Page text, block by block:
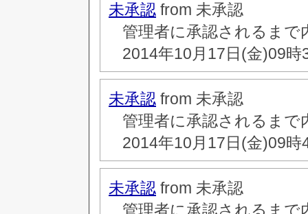
未承認 from 未承認
管理者に承認されるま
2014年10月17日(金)09時
未承認 from 未承認
管理者に承認されるま
2014年10月17日(金)09時
未承認 from 未承認
管理者に承認されるま